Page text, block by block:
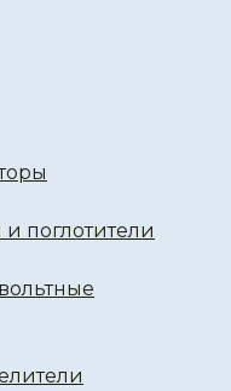
поглотители